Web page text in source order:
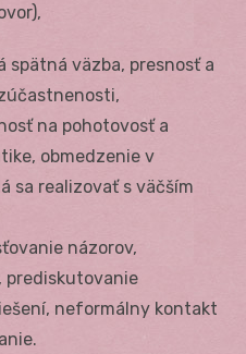
spätná väzba, presnosť a
na pohotovosť a
obmedzenie v
sa realizovať s väčším
názorov,
prediskutovanie
neformálny kontakt